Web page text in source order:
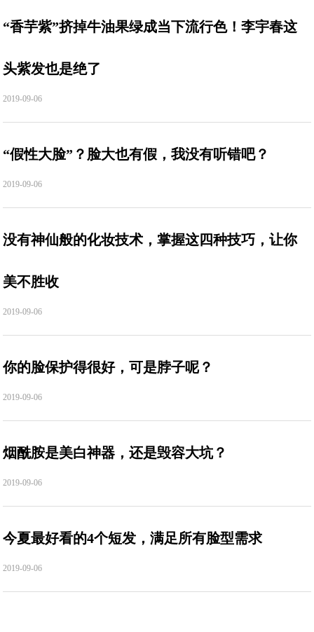
“香芋紫”挤掉牛油果绿成当下流行色！李宇春这
头紫发也是绝了
2019-09-06
“假性大脸”？脸大也有假，我没有听错吧？
2019-09-06
没有神仙般的化妆技术，掌握这四种技巧，让你
美不胜收
2019-09-06
你的脸保护得很好，可是脖子呢？
2019-09-06
烟酰胺是美白神器，还是毁容大坑？
2019-09-06
今夏最好看的4个短发，满足所有脸型需求
2019-09-06